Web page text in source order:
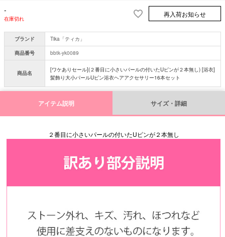
-
在庫切れ
再入荷お知らせ
ブランド
Tika「ティカ」
商品番号
bbtk-yk0089
商品名
[ワケありセール](２番目に小さいパールの付いたUピンが２本無し) [浴衣]
髪飾り大小パールUピン浴衣ヘアアクセサリー16本セット
アイテム説明 サイズ・詳細
２番目に小さいパールの付いたUピンが２本無し